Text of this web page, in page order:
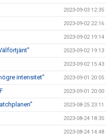
2023-09-03 12:35
2023-09-02 22:16
2023-09-02 19:14
2023-09-02 19:13
2023-09-02 15:43
intensitet" 2023-09-01 20:05
2023-09-01 20:00
2023-08-25 23:11
2023-08-24 18:35
2023-08-24 14:48